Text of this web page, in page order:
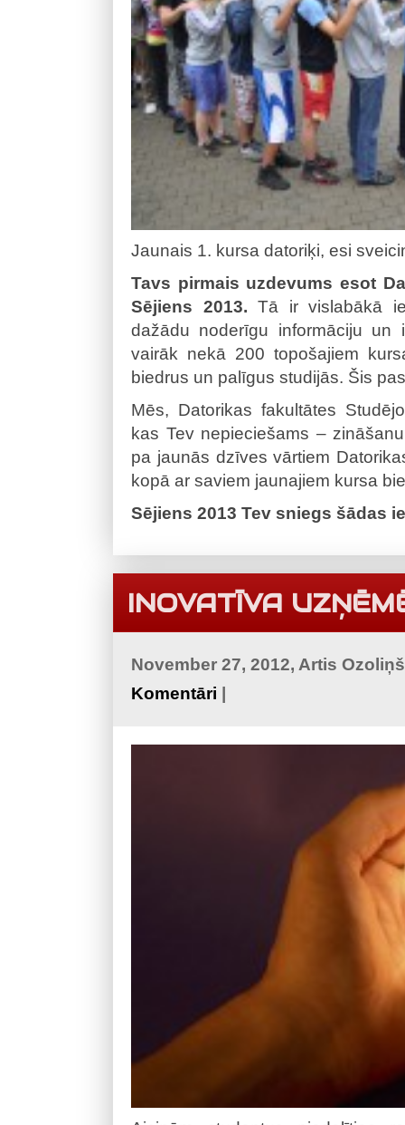
Jaunais 1. kursa datoriķi, esi
Tavs pirmais uzdevums esot
Sējiens 2013. Tā ir vislabākā
dažādu noderīgu informāciju
vairāk nekā 200 topošajiem
biedrus un palīgus studijās. Šis
Mēs, Datorikas fakultātes
kas Tev nepieciešams –
pa jaunās dzīves vārtiem
kopā ar saviem jaunajiem kursa
Sējiens 2013 Tev sniegs šādas
INOVATĪVA
November 27, 2012, Artis
Komentāri |